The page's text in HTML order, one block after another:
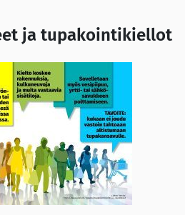
ja tupakointikiellot